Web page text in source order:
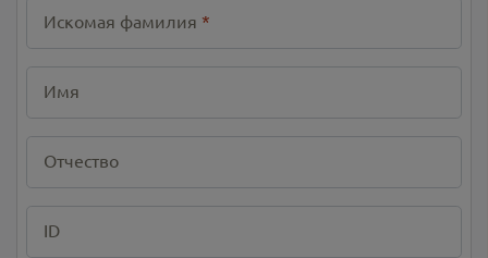
Искомая фамилия *
Имя
Отчество
ID